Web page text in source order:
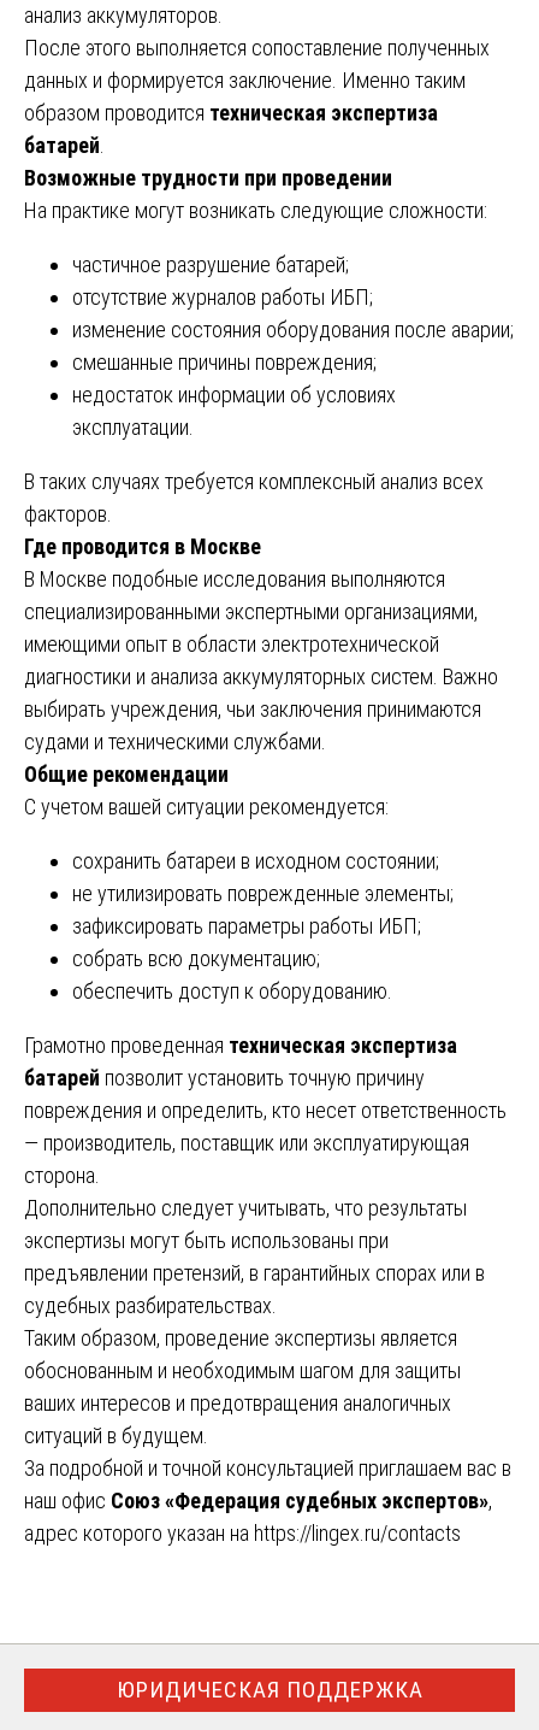
анализ аккумуляторов.
После этого выполняется сопоставление полученных
данных и формируется заключение. Именно таким
образом проводится техническая экспертиза
батарей
Возможные трудности при проведении
На практике могут возникать следующие сложности:
частичное разрушение батарей;
отсутствие журналов работы ИБП;
изменение состояния оборудования после аварии;
смешанные причины повреждения;
недостаток информации об условиях
эксплуатации.
В таких случаях требуется комплексный анализ всех
факторов.
Где проводится в Москве
В Москве подобные исследования выполняются
специализированными экспертными организациями,
имеющими опыт в области электротехнической
диагностики и анализа аккумуляторных систем. Важно
выбирать учреждения, чьи заключения принимаются
судами и техническими службами.
Общие рекомендации
С учетом вашей ситуации рекомендуется:
сохранить батареи в исходном состоянии;
не утилизировать поврежденные элементы;
зафиксировать параметры работы ИБП;
собрать всю документацию;
обеспечить доступ к оборудованию.
Грамотно проведенная техническая экспертиза
батарей позволит установить точную причину
повреждения и определить, кто несет ответственность
— производитель, поставщик или эксплуатирующая
сторона.
Дополнительно следует учитывать, что результаты
экспертизы могут быть использованы при
предъявлении претензий, в гарантийных спорах или в
судебных разбирательствах.
Таким образом, проведение экспертизы является
обоснованным и необходимым шагом для защиты
ваших интересов и предотвращения аналогичных
ситуаций в будущем.
За подробной и точной консультацией приглашаем вас в
наш офис Союз «Федерация судебных экспертов»,
адрес которого указан на https://lingex.ru/contacts
ЮРИДИЧЕСКАЯ ПОДДЕРЖКА